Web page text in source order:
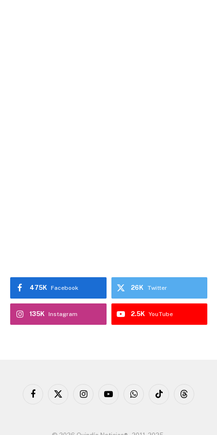
Facebook
475K Twitter
26K
Instagram
135K YouTube
2.5K
Facebook
X
InstagramYouTubeWhatsAppTikTok Threads